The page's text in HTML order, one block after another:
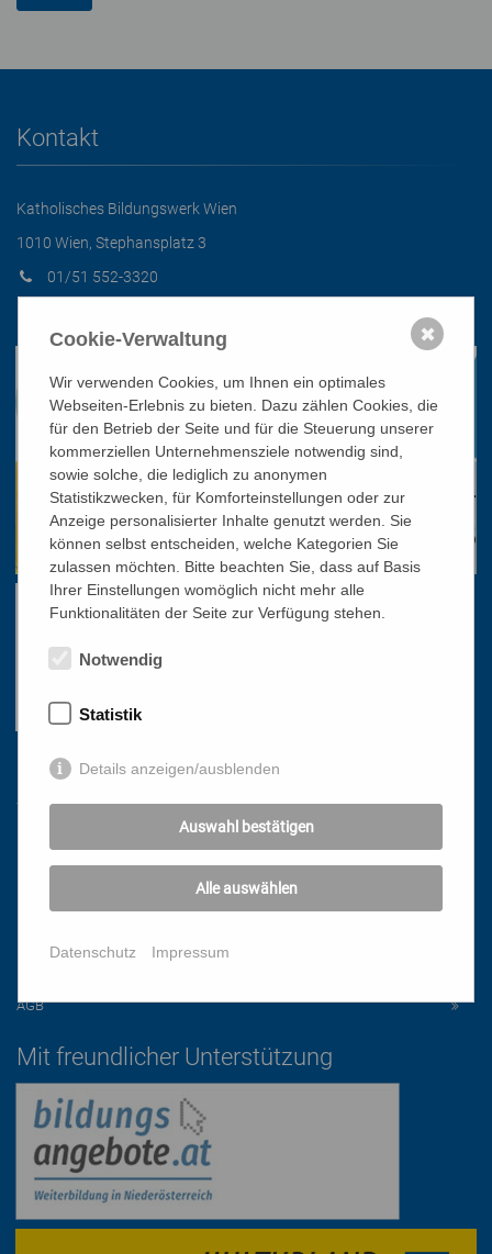
Kontakt
Katholisches Bildungswerk Wien
1010 Wien, Stephansplatz 3
01/51 552-3320
Links
HOME
PRESSE
AGB
Mit freundlicher Unterstützung
Cookie-Verwaltung
Wir verwenden Cookies, um Ihnen ein optimales
Webseiten-Erlebnis zu bieten. Dazu zählen Cookies, die
für den Betrieb der Seite und für die Steuerung unserer
kommerziellen Unternehmensziele notwendig sind,
sowie solche, die lediglich zu anonymen
Statistikzwecken, für Komforteinstellungen oder zur
Anzeige personalisierter Inhalte genutzt werden. Sie
können selbst entscheiden, welche Kategorien Sie
zulassen möchten. Bitte beachten Sie, dass auf Basis
Ihrer Einstellungen womöglich nicht mehr alle
Funktionalitäten der Seite zur Verfügung stehen.
Notwendig
Statistik
Details anzeigen/ausblenden
Auswahl bestätigen
Alle auswählen
Datenschutz Impressum
✖